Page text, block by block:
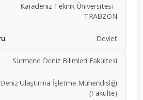
Karadeniz Teknik Üniversitesi -
TRABZON
Devlet
Sürmene Deniz Bilimleri Fakültesi
Deniz Ulaştırma İşletme Mühendisliği
(Fakülte)